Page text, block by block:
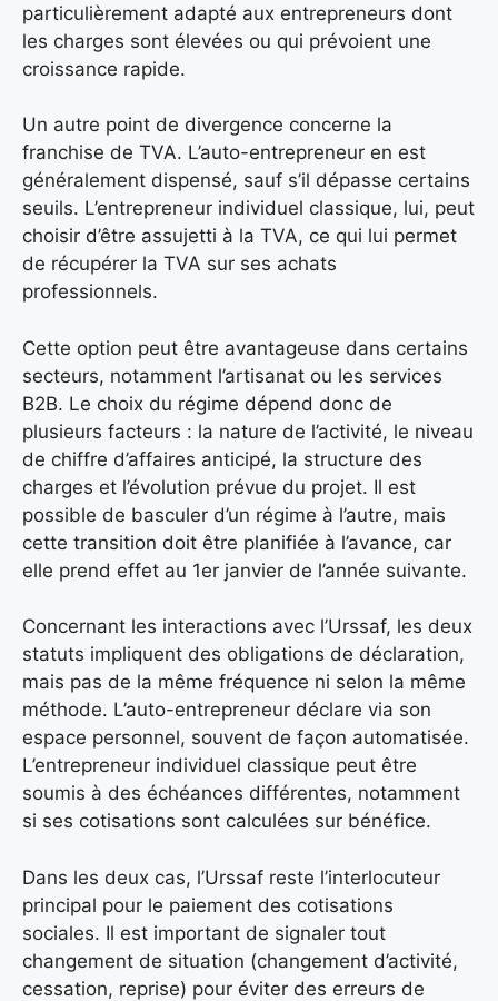
particulièrement adapté aux entrepreneurs dont
les charges sont élevées ou qui prévoient une
croissance rapide.
Un autre point de divergence concerne la
franchise de TVA. L’auto-entrepreneur en est
généralement dispensé, sauf s’il dépasse certains
seuils. L’entrepreneur individuel classique, lui, peut
choisir d’être assujetti à la TVA, ce qui lui permet
de récupérer la TVA sur ses achats
professionnels.
Cette option peut être avantageuse dans certains
secteurs, notamment l’artisanat ou les services
B2B. Le choix du régime dépend donc de
plusieurs facteurs : la nature de l’activité, le niveau
de chiffre d’affaires anticipé, la structure des
charges et l’évolution prévue du projet. Il est
possible de basculer d’un régime à l’autre, mais
cette transition doit être planifiée à l’avance, car
elle prend effet au 1er janvier de l’année suivante.
Concernant les interactions avec l’Urssaf, les deux
statuts impliquent des obligations de déclaration,
mais pas de la même fréquence ni selon la même
méthode. L’auto-entrepreneur déclare via son
espace personnel, souvent de façon automatisée.
L’entrepreneur individuel classique peut être
soumis à des échéances différentes, notamment
si ses cotisations sont calculées sur bénéfice.
Dans les deux cas, l’Urssaf reste l’interlocuteur
principal pour le paiement des cotisations
sociales. Il est important de signaler tout
changement de situation (changement d’activité,
cessation, reprise) pour éviter des erreurs de